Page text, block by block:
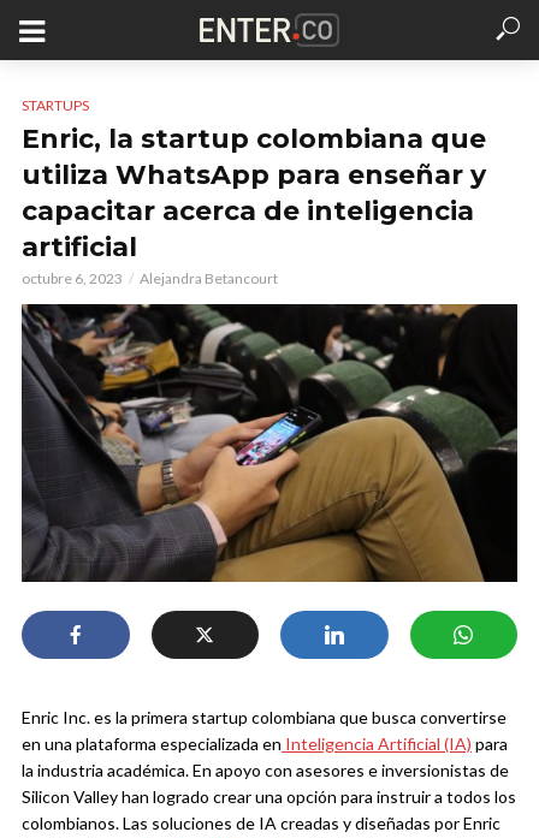
STARTUPS
Enric, la startup colombiana que
utiliza WhatsApp para enseñar y
capacitar acerca de inteligencia
artificial
octubre 6, 2023 Alejandra Betancourt
Enric Inc. es la primera startup colombiana que busca convertirse
en una plataforma especializada en Inteligencia Artificial (IA) para
la industria académica. En apoyo con asesores e inversionistas de
Silicon Valley han logrado crear una opción para instruir a todos los
colombianos.Las soluciones de IA creadas y diseñadas por Enric